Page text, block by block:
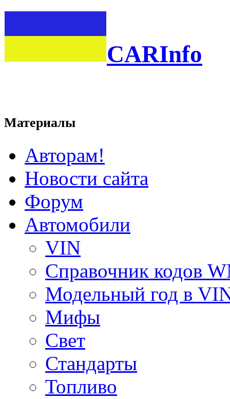
CARInfo
Материалы
Авторам!
Новости сайта
Форум
Автомобили
VIN
Справочник кодов
Модельный год в
Мифы
Свет
Стандарты
Топливо